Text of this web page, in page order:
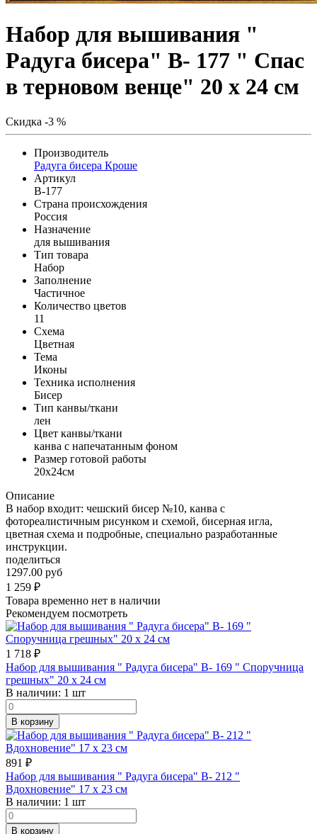
Набор для вышивания "
Радуга бисера" В- 177 " Спас
в терновом венце" 20 х 24 см
Скидка -3 %
Производитель
Радуга бисера Кроше
Артикул
В-177
Страна происхождения
Россия
Назначение
для вышивания
Тип товара
Набор
Заполнение
Частичное
Количество цветов
11
Схема
Цветная
Тема
Иконы
Техника исполнения
Бисер
Тип канвы/ткани
лен
Цвет канвы/ткани
канва с напечатанным фоном
Размер готовой работы
20x24см
Описание
В набор входит: чешский бисер №10, канва с
фотореалистичным рисунком и схемой, бисерная игла,
цветная схема и подробные, специально разработанные
инструкции.
поделиться
1297.00 руб
1 259 ₽
Товара временно нет в наличии
Рекомендуем посмотреть
1 718 ₽
Набор для вышивания " Радуга бисера" В- 169 " Споручница
грешных" 20 х 24 см
В наличии: 1 шт
В корзину
891 ₽
Набор для вышивания " Радуга бисера" В- 212 "
Вдохновение" 17 х 23 см
В наличии: 1 шт
В корзину